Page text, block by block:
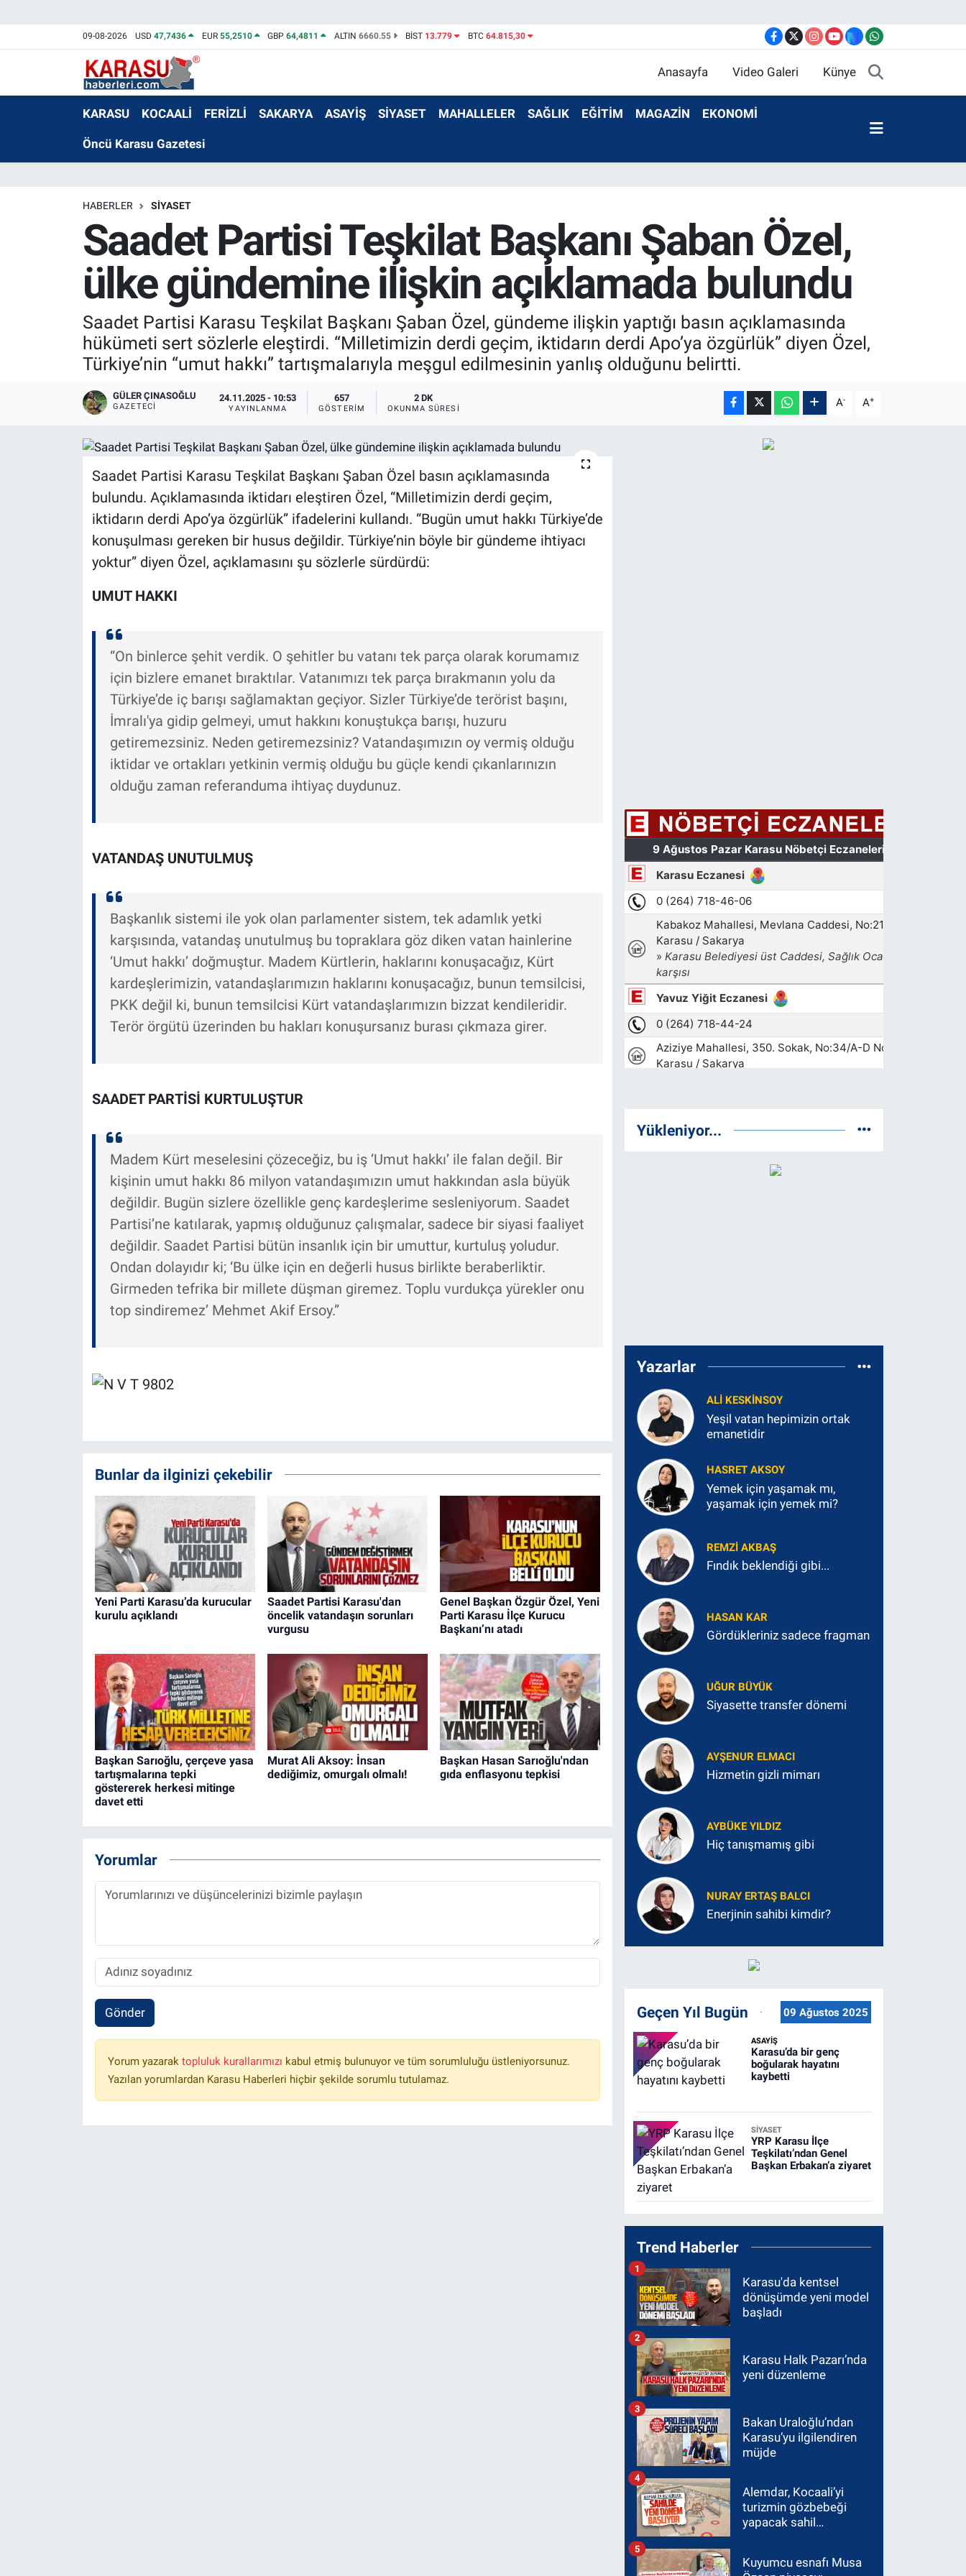
09-08-2026 USD47,7436 EUR 55,2510 GBP64,4811 ALTIN 6660.55 BİST 13.779 BTC 64.815,30
Anasayfa Video Galeri Künye
KARASU KOCAALİ FERİZLİ SAKARYA ASAYİŞ SİYASET MAHALLELER SAĞLIK EĞİTİM MAGAZİN EKONOMİ
Öncü Karasu Gazetesi
HABERLER SİYASET
Saadet Partisi Teşkilat Başkanı Şaban Özel,
ülke gündemine ilişkin açıklamada bulundu
Saadet Partisi Karasu Teşkilat Başkanı Şaban Özel, gündeme ilişkin yaptığı basın açıklamasında
hükümeti sert sözlerle eleştirdi. “Milletimizin derdi geçim, iktidarın derdi Apo’ya özgürlük” diyen Özel,
Türkiye’nin “umut hakkı” tartışmalarıyla meşgul edilmesinin yanlış olduğunu belirtti.
GÜLER ÇINASOĞLU
GAZETECI
24.11.2025 - 10:53
YAYINLANMA
657
GÖSTERIM
2 DK
OKUNMA SÜRESI A- A+
Saadet Partisi Karasu Teşkilat Başkanı Şaban Özel basın açıklamasında
bulundu. Açıklamasında iktidarı eleştiren Özel, “Milletimizin derdi geçim,
iktidarın derdi Apo’ya özgürlük” ifadelerini kullandı. “Bugün umut hakkı Türkiye’de
konuşulması gereken bir husus değildir. Türkiye’nin böyle bir gündeme ihtiyacı
yoktur” diyen Özel, açıklamasını şu sözlerle sürdürdü:
UMUT HAKKI
“On binlerce şehit verdik. O şehitler bu vatanı tek parça olarak korumamız
için bizlere emanet bıraktılar. Vatanımızı tek parça bırakmanın yolu da
Türkiye’de iç barışı sağlamaktan geçiyor. Sizler Türkiye’de terörist başını,
İmralı'ya gidip gelmeyi, umut hakkını konuştukça barışı, huzuru
getiremezsiniz. Neden getiremezsiniz? Vatandaşımızın oy vermiş olduğu
iktidar ve ortakları yetkinin vermiş olduğu bu güçle kendi çıkanlarınızın
olduğu zaman referanduma ihtiyaç duydunuz.
VATANDAŞ UNUTULMUŞ
Başkanlık sistemi ile yok olan parlamenter sistem, tek adamlık yetki
karşısında, vatandaş unutulmuş bu topraklara göz diken vatan hainlerine
‘Umut hakkı’ doğmuştur. Madem Kürtlerin, haklarını konuşacağız, Kürt
kardeşlerimizin, vatandaşlarımızın haklarını konuşacağız, bunun temsilcisi,
PKK değil ki, bunun temsilcisi Kürt vatandaşlarımızın bizzat kendileridir.
Terör örgütü üzerinden bu hakları konuşursanız burası çıkmaza girer.
SAADET PARTİSİ KURTULUŞTUR
Madem Kürt meselesini çözeceğiz, bu iş ‘Umut hakkı’ ile falan değil. Bir
kişinin umut hakkı 86 milyon vatandaşımızın umut hakkından asla büyük
değildir. Bugün sizlere özellikle genç kardeşlerime sesleniyorum. Saadet
Partisi’ne katılarak, yapmış olduğunuz çalışmalar, sadece bir siyasi faaliyet
değildir. Saadet Partisi bütün insanlık için bir umuttur, kurtuluş yoludur.
Ondan dolayıdır ki; ‘Bu ülke için en değerli husus birlikte beraberliktir.
Girmeden tefrika bir millete düşman giremez. Toplu vurdukça yürekler onu
top sindiremez’ Mehmet Akif Ersoy.”
Bunlar da ilginizi çekebilir
Yeni Parti Karasu’da kurucular
kurulu açıklandı
Saadet Partisi Karasu'dan
öncelik vatandaşın sorunları
vurgusu
Genel Başkan Özgür Özel, Yeni
Parti Karasu İlçe Kurucu
Başkanı’nı atadı
Başkan Sarıoğlu, çerçeve yasa
tartışmalarına tepki
göstererek herkesi mitinge
davet etti
Murat Ali Aksoy: İnsan
dediğimiz, omurgalı olmalı!
Başkan Hasan Sarıoğlu'ndan
gıda enflasyonu tepkisi
Yorumlar
Gönder
Yorum yazarak topluluk kurallarımızı kabul etmiş bulunuyor ve tüm sorumluluğu üstleniyorsunuz.
Yazılan yorumlardan Karasu Haberleri hiçbir şekilde sorumlu tutulamaz.
Yükleniyor...
Yazarlar
ALI KESKINSOY
Yeşil vatan hepimizin ortak
emanetidir
HASRET AKSOY
Yemek için yaşamak mı,
yaşamak için yemek mi?
REMZI AKBAŞ
Fındık beklendiği gibi...
HASAN KAR
Gördükleriniz sadece fragman
UĞUR BÜYÜK
Siyasette transfer dönemi
AYŞENUR ELMACI
Hizmetin gizli mimarı
AYBÜKE YILDIZ
Hiç tanışmamış gibi
NURAY ERTAŞ BALCI
Enerjinin sahibi kimdir?
Geçen Yıl Bugün 09 Ağustos 2025
ASAYİŞ
Karasu’da bir genç
boğularak hayatını
kaybetti
SİYASET
YRP Karasu İlçe
Teşkilatı’ndan Genel
Başkan Erbakan’a ziyaret
Trend Haberler
Karasu'da kentsel
dönüşümde yeni model
başladı
1
Karasu Halk Pazarı’nda
yeni düzenleme
2
Bakan Uraloğlu’ndan
Karasu’yu ilgilendiren
müjde
3
Alemdar, Kocaali’yi
turizmin gözbebeği
yapacak sahil
4
Kuyumcu esnafı Musa
5